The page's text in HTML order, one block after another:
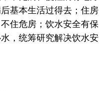
基本生活过得去；住房
住危房；饮水安全有保
，统筹研究解决饮水安